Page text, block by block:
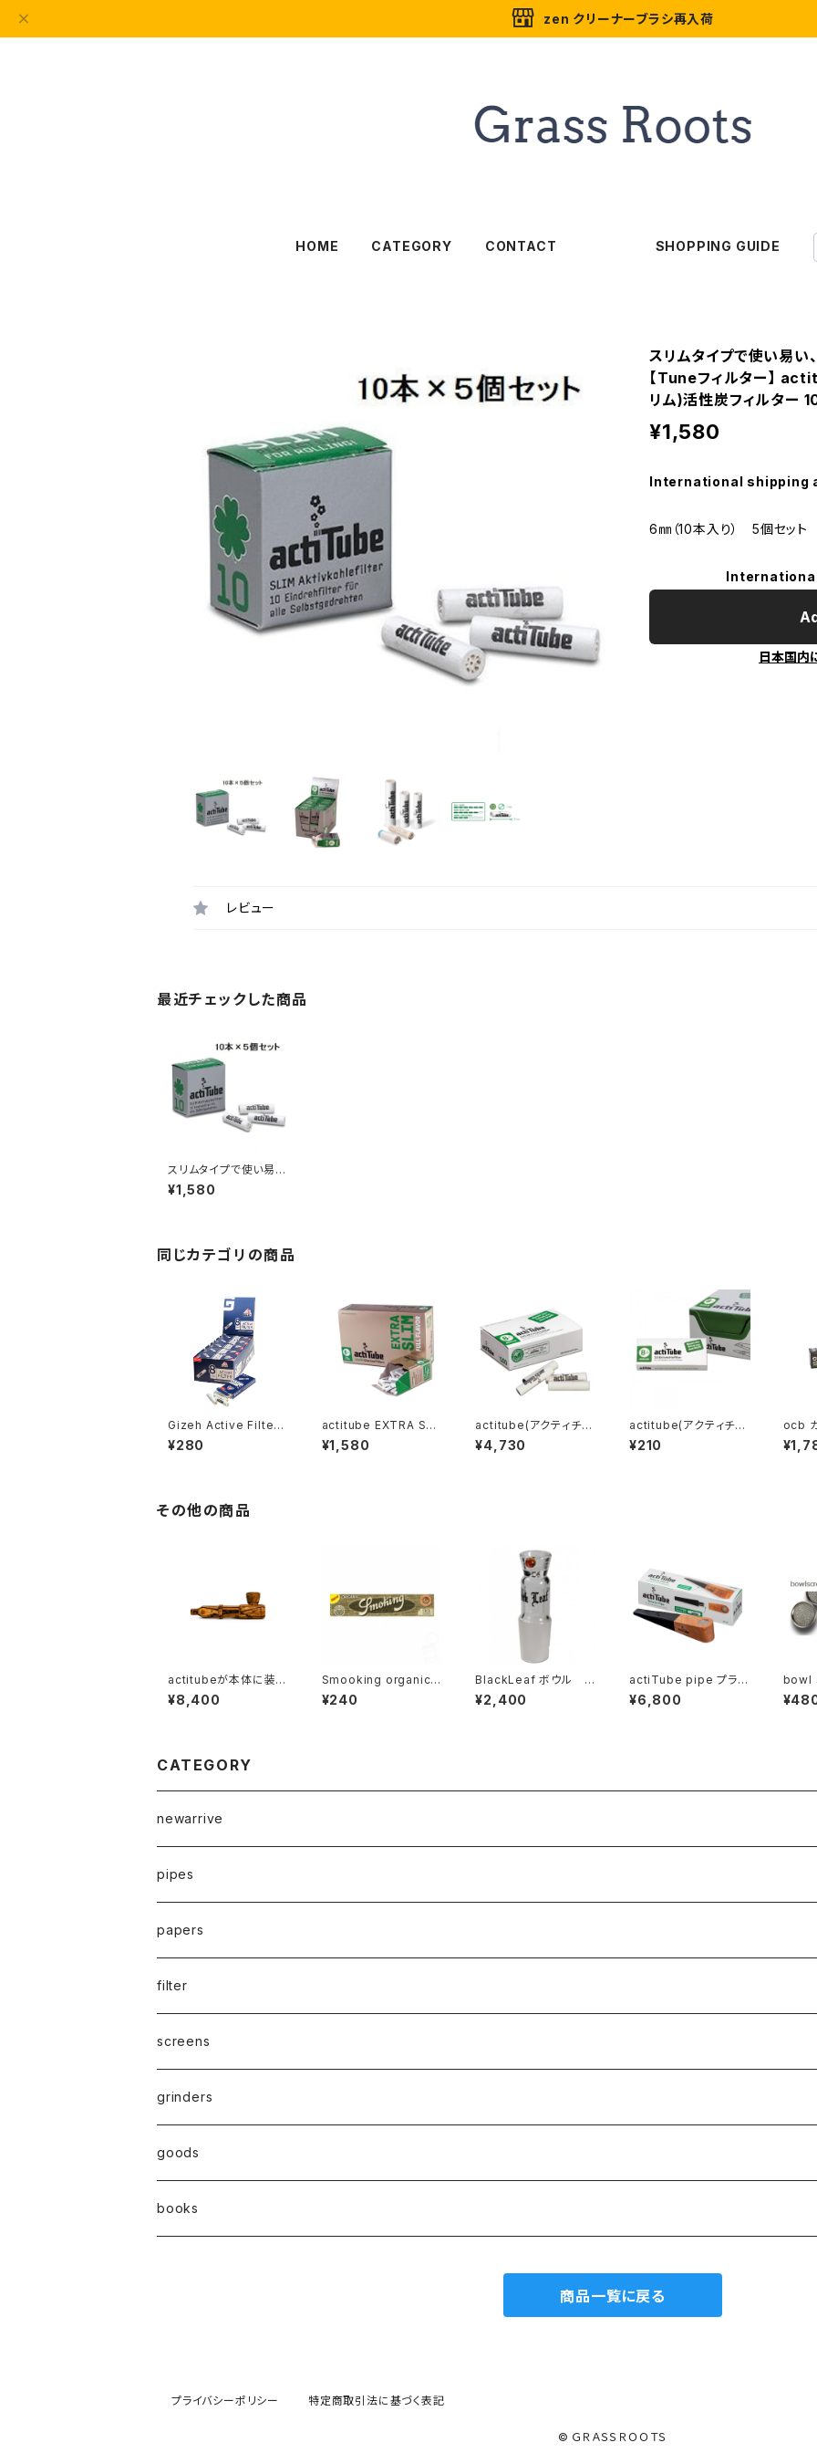
zen クリーナーブラシ再入荷
HOME CATEGORY CONTACT SHOPPING GUIDE
スリムタイプで使い易い
【Tuneフィルター】
リム)活性炭フィルター
¥1,580
International shipping
6㎜（10本入り） 5個セット
日本国内
レビュー
最近チェックした商品
スリムタイプで使い易
い、１０本入りの小分け
タイプ【Tuneフィルタ
×５個セット
¥1,580
同じカテゴリの商品
Gizeh Active Filter
Activated Charcoal
Filters 8mm
¥280
actitube EXTRA SLI
M エクストラスリム(50
本入) 活性炭フィルター
¥1,580
actitube(アクティチュ
ーブ)活性炭フィルター
100本入×３個セット
¥4,730
actitube(アクティチュ
ーブ) 10本入り
¥210
ocb
ー
その他の商品
actitubeが本体に装着
できる！！ハンドメイドW
oodpipe Calumet Pi
¥8,400
Smooking organic
(スモーキングオーガニ
ック)king size 無漂白
¥240
BlackLeaf ボウル x
s size
¥2,400
actiTube pipe プライ
アー
¥6,800
bowl
5個入
CATEGORY
newarrive
pipes
waterpipe
parts
drypipe
one hitter
hand pipe
papers
1 1/4size
1.0size
kingsize
filter
paper filter
Active carbon filter(活性炭フィルター）
8㎜
7㎜
screens
grinders
goods
books
商品一覧に戻る
プライバシーポリシー 特定商取引法に基づく表記
© ＧＲＡＳＳＲＯＯＴＳ